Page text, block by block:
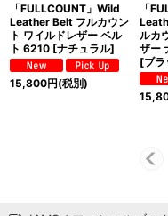
「FULLCOUNT」Wild
Leather Belt フルカウン
ト ワイルドレザー ベル
ト 6210 [ナチュラル]
15,800円(税別)
「
ルカ
ザー
[ブラ